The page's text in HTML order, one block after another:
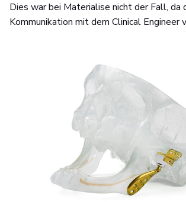
Dies war bei Materialise nicht der Fall, da
Kommunikation mit dem Clinical Engineer